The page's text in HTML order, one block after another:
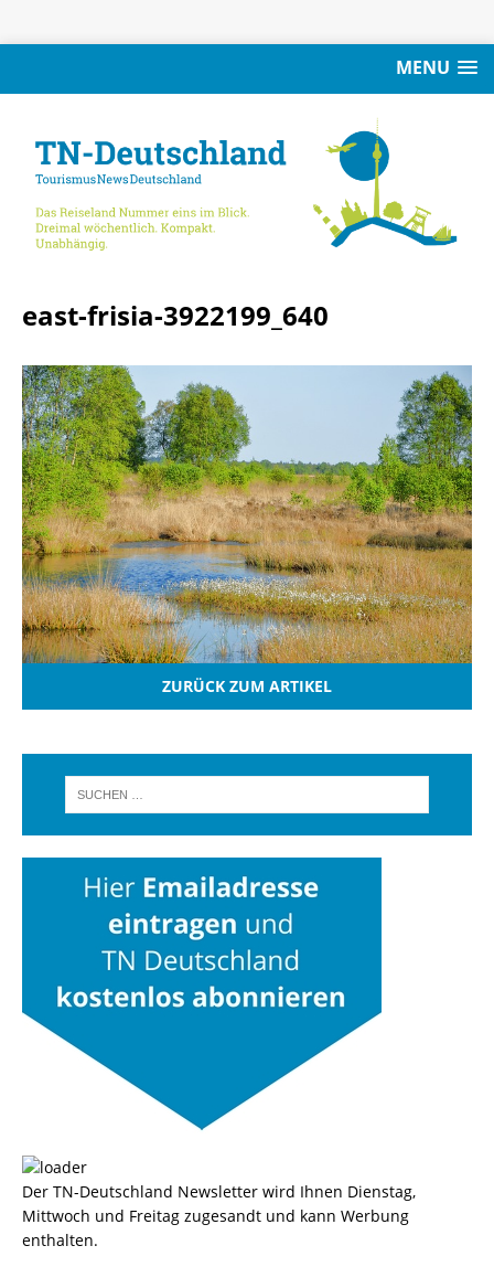
MENU
east-frisia-3922199_640
ZURÜCK ZUM ARTIKEL
Der TN-Deutschland Newsletter wird Ihnen Dienstag,
Mittwoch und Freitag zugesandt und kann Werbung
enthalten.